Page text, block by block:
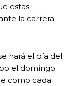
estas
la carrera
hará el día del
el domingo
como cada